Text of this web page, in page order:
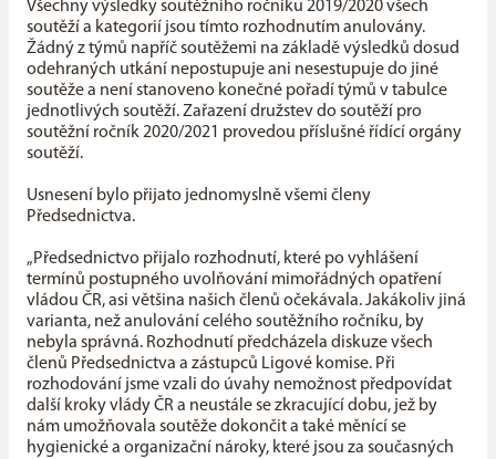
Všechny výsledky soutěžního ročníku 2019/2020 všech
soutěží a kategorií jsou tímto rozhodnutím anulovány.
Žádný z týmů napříč soutěžemi na základě výsledků dosud
odehraných utkání nepostupuje ani nesestupuje do jiné
soutěže a není stanoveno konečné pořadí týmů v tabulce
jednotlivých soutěží. Zařazení družstev do soutěží pro
soutěžní ročník 2020/2021 provedou příslušné řídící orgány
soutěží.
Usnesení bylo přijato jednomyslně všemi členy
Předsednictva.
„Předsednictvo přijalo rozhodnutí, které po vyhlášení
termínů postupného uvolňování mimořádných opatření
vládou ČR, asi většina našich členů očekávala. Jakákoliv jiná
varianta, než anulování celého soutěžního ročníku, by
nebyla správná. Rozhodnutí předcházela diskuze všech
členů Předsednictva a zástupců Ligové komise. Při
rozhodování jsme vzali do úvahy nemožnost předpovídat
další kroky vlády ČR a neustále se zkracující dobu, jež by
nám umožňovala soutěže dokončit a také měnící se
hygienické a organizační nároky, které jsou za současných